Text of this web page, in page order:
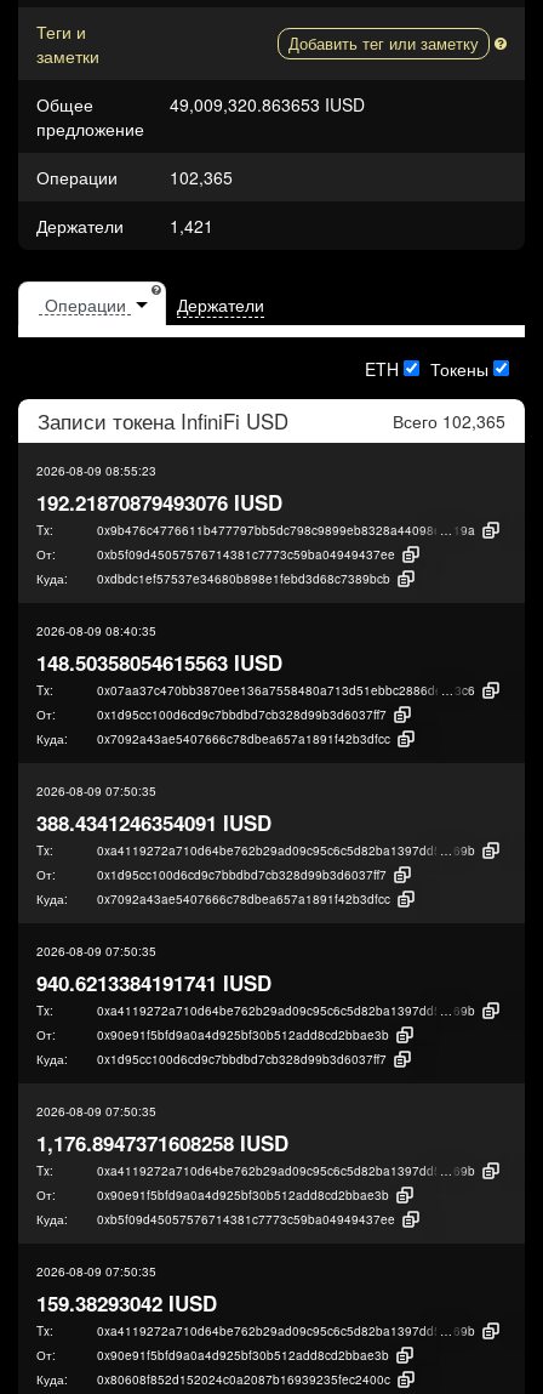
Теги и
заметки
Добавить тег или заметку
Общее
предложение
49,009,320.863653 IUSD
Операции
102,365
Держатели
1,421
Держатели
ETH Токены
Записи токена InfiniFi USD Всего 102,365
2026-08-09 08:55:23
192.21870879493076 IUSD
Tx:
19a
От:
0xb5f09d45057576714381c7773c59ba04949437ee
Куда:
0xdbdc1ef57537e34680b898e1febd3d68c7389bcb
2026-08-09 08:40:35
148.50358054615563 IUSD
Tx:
3c6
От:
0x1d95cc100d6cd9c7bbdbd7cb328d99b3d6037ff7
Куда:
0x7092a43ae5407666c78dbea657a1891f42b3dfcc
2026-08-09 07:50:35
388.4341246354091 IUSD
Tx:
69b
От:
0x1d95cc100d6cd9c7bbdbd7cb328d99b3d6037ff7
Куда:
0x7092a43ae5407666c78dbea657a1891f42b3dfcc
2026-08-09 07:50:35
940.6213384191741 IUSD
Tx:
69b
От:
0x90e91f5bfd9a0a4d925bf30b512add8cd2bbae3b
Куда:
0x1d95cc100d6cd9c7bbdbd7cb328d99b3d6037ff7
2026-08-09 07:50:35
1,176.8947371608258 IUSD
Tx:
69b
От:
0x90e91f5bfd9a0a4d925bf30b512add8cd2bbae3b
Куда:
0xb5f09d45057576714381c7773c59ba04949437ee
2026-08-09 07:50:35
159.38293042 IUSD
Tx:
69b
От:
0x90e91f5bfd9a0a4d925bf30b512add8cd2bbae3b
Куда:
0x80608f852d152024c0a2087b16939235fec2400c